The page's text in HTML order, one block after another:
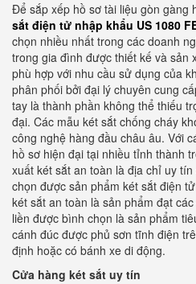
Để sắp xếp hồ sơ tài liệu gòn gàng
sắt điện tử nhập khẩu US 1080
chọn nhiều nhất trong các doanh
trong gia đình được thiết kế và sản
phù hợp với nhu cầu sử dụng của
phân phối bởi đại lý chuyên cung
tay là thành phần không thể thiếu
đại. Các mẫu két sắt chống cháy
công nghệ hàng đầu châu âu. Với
hồ sơ hiện đại tại nhiều tỉnh thành
xuất két sắt an toàn là địa chỉ uy
chọn được sản phẩm két sắt điện
két sắt an toàn là sản phẩm đạt
liền được bình chọn là sản phẩm
cánh đúc được phủ sơn tĩnh điện
định hoặc có bánh xe di động.
Cửa hàng két sắt uy tín